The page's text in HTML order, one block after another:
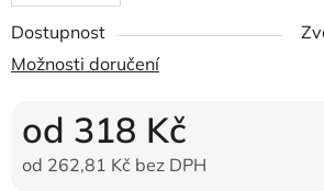
Dostupnost
Možnosti doručení
od 318 Kč
od 262,81 Kč bez DPH